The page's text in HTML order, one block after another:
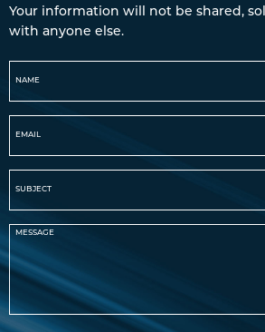
Your information will not be shared,
with anyone else.